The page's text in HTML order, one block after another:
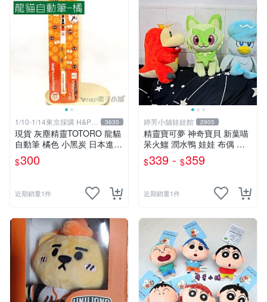
1/10-1/14東京採購 H&P栗
子小舖
3635
現貨 灰塵精靈TOTORO 龍貓
自動筆 橘色 小黑炭 日本進口
生日禮物 交換禮物[H&P栗子
小舖]
$300
近期銷量1件
婷芳小舖娃娃館 2905
精靈寶可夢 神奇寶貝 新葉喵
呆火鱷 潤水鴨 娃娃 布偶 玩
偶 寶可夢中心 呆火鱷玩偶 御
三家 神奇寶貝~生日情人禮物
$339 - $359
近期銷量1件